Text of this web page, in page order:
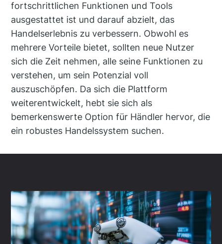
fortschrittlichen Funktionen und Tools
ausgestattet ist und darauf abzielt, das
Handelserlebnis zu verbessern. Obwohl es
mehrere Vorteile bietet, sollten neue Nutzer
sich die Zeit nehmen, alle seine Funktionen zu
verstehen, um sein Potenzial voll
auszuschöpfen. Da sich die Plattform
weiterentwickelt, hebt sie sich als
bemerkenswerte Option für Händler hervor, die
ein robustes Handelssystem suchen.